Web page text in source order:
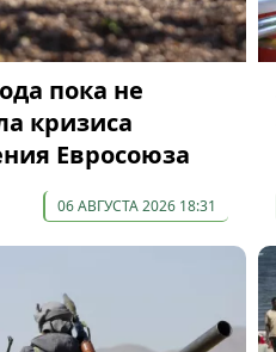
пока не
кризиса
Евросоюза
06 АВГУСТА 2026 18:31